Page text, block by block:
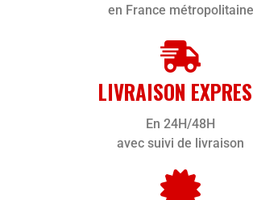
en France métropolitaine
LIVRAISON
En 24H/48H
avec suivi de livraison